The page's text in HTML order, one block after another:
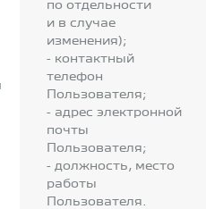
по отдельности
и в случае
изменения);
- контактный
телефон
Пользователя;
- адрес электронной
почты
Пользователя;
- должность, место
работы
Пользователя.